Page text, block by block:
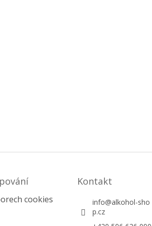
cookies
Kontakt
info@alkohol-sho
p.cz